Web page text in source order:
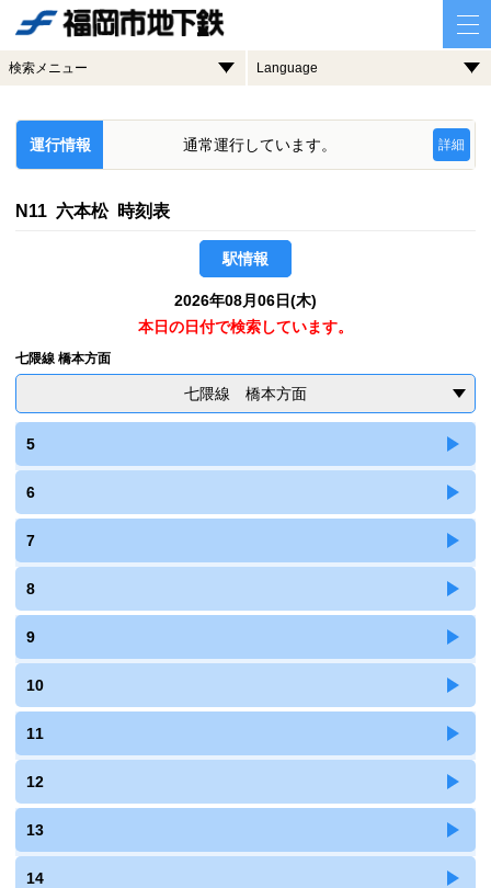
検索メニュー Language
運行情報 通常運行しています。 詳細
N11 六本松 時刻表
駅情報
2026年08月06日(木)
本日の日付で検索しています。
七隈線 橋本方面
七隈線 橋本方面
5
6
7
8
9
10
11
12
13
14